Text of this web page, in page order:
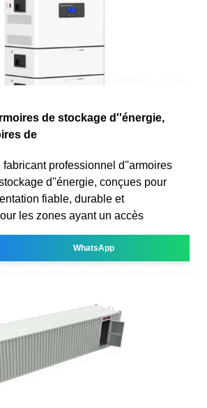
de stockage d''énergie,
de
professionnel d''armoires
d''énergie, conçues pour
fiable, durable et
les zones ayant un accès
WhatsApp